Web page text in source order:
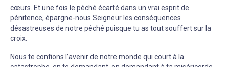
cœurs. Et une fois le péché écarté dans un vrai esprit de
pénitence, épargne-nous Seigneur les conséquences
désastreuses de notre péché puisque tu as tout souffert sur la
croix.
Nous te confions l’avenir de notre monde qui court à la